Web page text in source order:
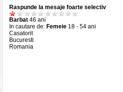
Raspunde la mesaje foarte selectiv
Barbat 46 ani
In cautare de: Femeie 18 - 54 ani
Casatorit
Bucuresti
Romania